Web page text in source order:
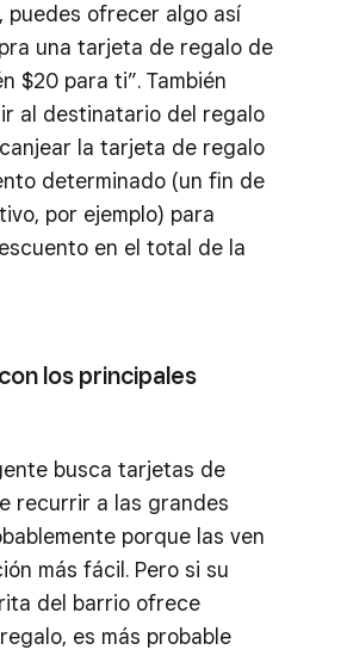
puedes ofrecer algo así
una tarjeta de regalo de
$20 para ti”. También
al destinatario del regalo
la tarjeta de regalo
determinado (un fin de
por ejemplo) para
en el total de la
los principales
busca tarjetas de
recurrir a las grandes
porque las ven
más fácil. Pero si su
del barrio ofrece
es más probable